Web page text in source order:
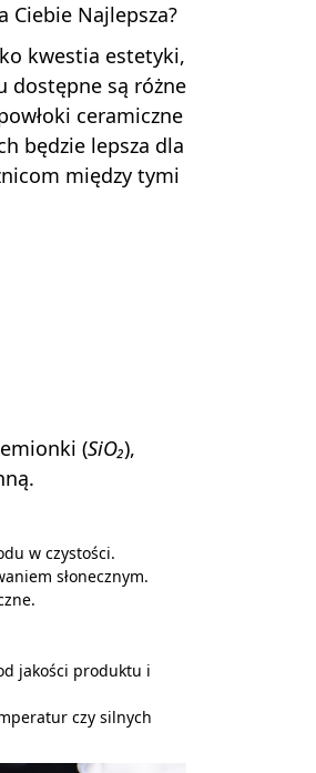
Ciebie Najlepsza?
kwestia estetyki,
dostępne są różne
ceramiczne
będzie lepsza dla
między tymi
(SiO₂),
w czystości.
słonecznym.
jakości produktu i
czy silnych